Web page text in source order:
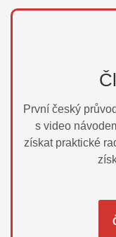
První český
s video
získat praktické